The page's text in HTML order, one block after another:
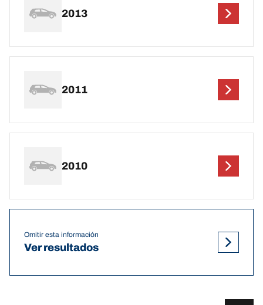
2013
2011
2010
Omitir esta información
Ver resultados